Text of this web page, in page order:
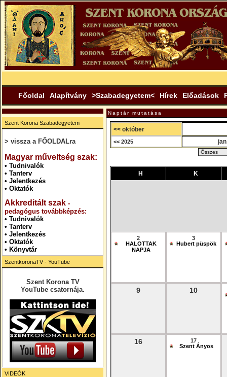
Főoldal Alapítvány >Szabadegyetem< Hírek Előadások
Szent Korona Szabadegyetem
> vissza a FŐOLDALra
Magyar műveltség szak:
• Tudnivalók
• Tanterv
• Jelentkezés
• Oktatók
Akkreditált szak -
pedagógus továbbképzés:
• Tudnivalók
• Tanterv
• Jelentkezés
• Oktatók
• Könyvtár
SzentkoronaTV - YouTube
Szent Korona TV
YouTube csatornája.
VIDEÓK
Naptár mutatása
<< október
<< 2025
H K
2
HALOTTAK
NAPJA
3
Hubert püspök
9 10
16
17
Szent Ányos